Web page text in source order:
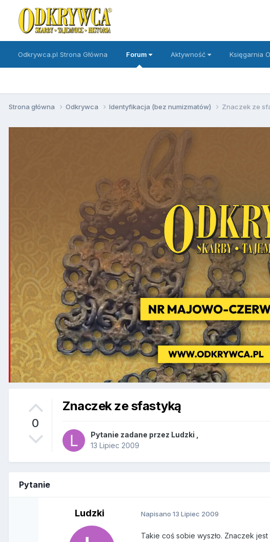
Odkrywca.pl Strona Główna Forum Aktywność Księgarnia
Strona główna Odkrywca Identyfikacja (bez numizmatów) Znaczek ze
0
Znaczek ze sfastyką
Pytanie zadane przez Ludzki
13 Lipiec 2009
Pytanie
Ludzki Napisano13 Lipiec 2009
Takie coś sobie wyszło. Znaczek